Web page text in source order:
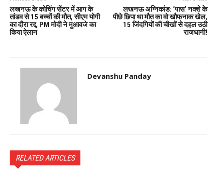
लखनऊ के कोचिंग सेंटर में आग के
तांडव से 15 बच्चों की मौत, सीएम योगी
का दौरा रद्द, PM मोदी ने मुआवजे का
किया ऐलान
लखनऊ अग्निकांड: ‘पास’ नक्शे के
पीछे छिपा था मौत का वो खौफनाक खेल,
15 जिंदगियों की चीखों से दहल उठी
राजधानी!
Devanshu Panday
RELATED ARTICLES